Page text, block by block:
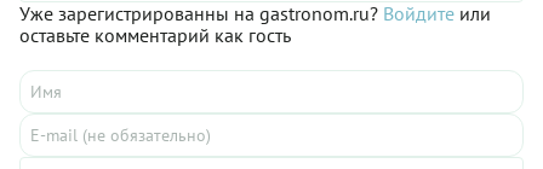
Уже зарегистрированны на gastronom.ru? Войдите или
оставьте комментарий как гость